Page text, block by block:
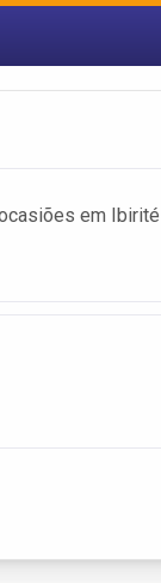
em Ibirité